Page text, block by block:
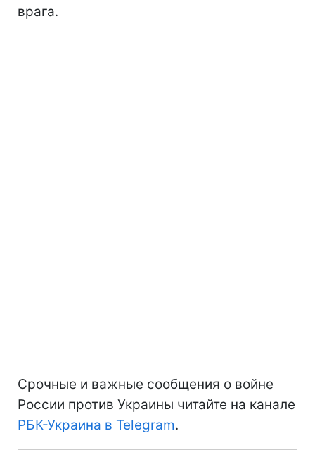
врага.
Срочные и важные сообщения о войне
России против Украины читайте на канале
РБК-Украина в Telegram.